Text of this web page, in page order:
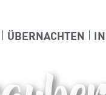
ÜBERNACHTEN